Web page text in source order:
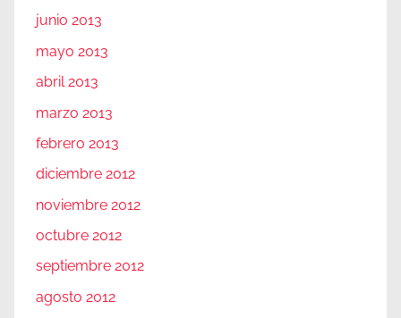
junio 2013
mayo 2013
abril 2013
marzo 2013
febrero 2013
diciembre 2012
noviembre 2012
octubre 2012
septiembre 2012
agosto 2012